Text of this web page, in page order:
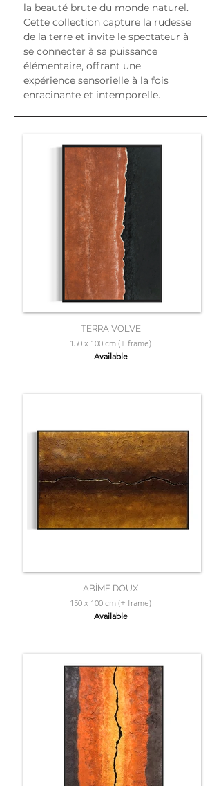
la beauté brute du monde naturel.
Cette collection capture la rudesse
de la terre et invite le spectateur à
se connecter à sa puissance
élémentaire, offrant une
expérience sensorielle à la fois
enracinante et intemporelle.
TERRA VOLVE
150 x 100 cm (+ frame)
Available
ABÎME DOUX
150 x 100 cm (+ frame)
Available